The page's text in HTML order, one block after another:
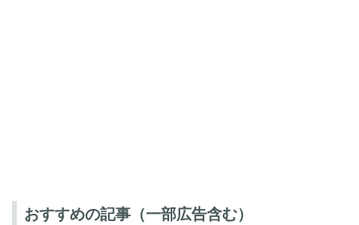
おすすめの記事（一部広告含む）